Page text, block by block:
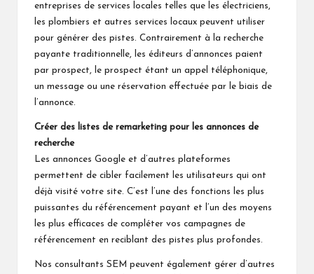
entreprises de services locales telles que les électriciens,
les plombiers et autres services locaux peuvent utiliser
pour générer des pistes. Contrairement à la recherche
payante traditionnelle, les éditeurs d’annonces paient
par prospect, le prospect étant un appel téléphonique,
un message ou une réservation effectuée par le biais de
l’annonce.
Créer des listes de remarketing pour les annonces de
recherche
Les annonces Google et d’autres plateformes
permettent de cibler facilement les utilisateurs qui ont
déjà visité votre site. C’est l’une des fonctions les plus
puissantes du référencement payant et l’un des moyens
les plus efficaces de compléter vos campagnes de
référencement en reciblant des pistes plus profondes.
Nos consultants SEM peuvent également gérer d’autres